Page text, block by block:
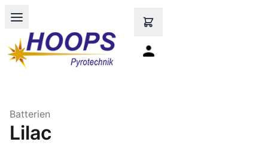
Open main menu
Batterien
Lilac